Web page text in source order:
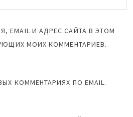
EMAIL И АДРЕС САЙТА В ЭТОМ
МОИХ КОММЕНТАРИЕВ.
КОММЕНТАРИЯХ ПО EMAIL.